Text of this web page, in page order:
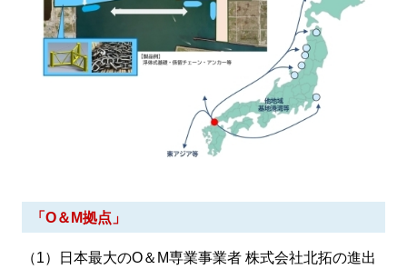
「O＆M拠点」
（1）日本最大のO＆M専業事業者 株式会社北拓の進出